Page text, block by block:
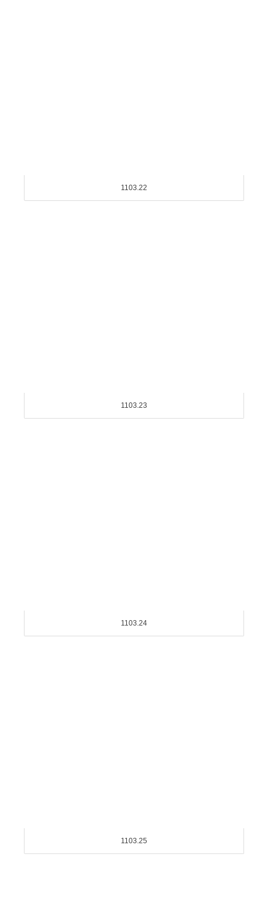
1103.22
1103.23
1103.24
1103.25